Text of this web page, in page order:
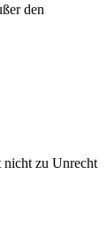
den
nicht zu Unrecht